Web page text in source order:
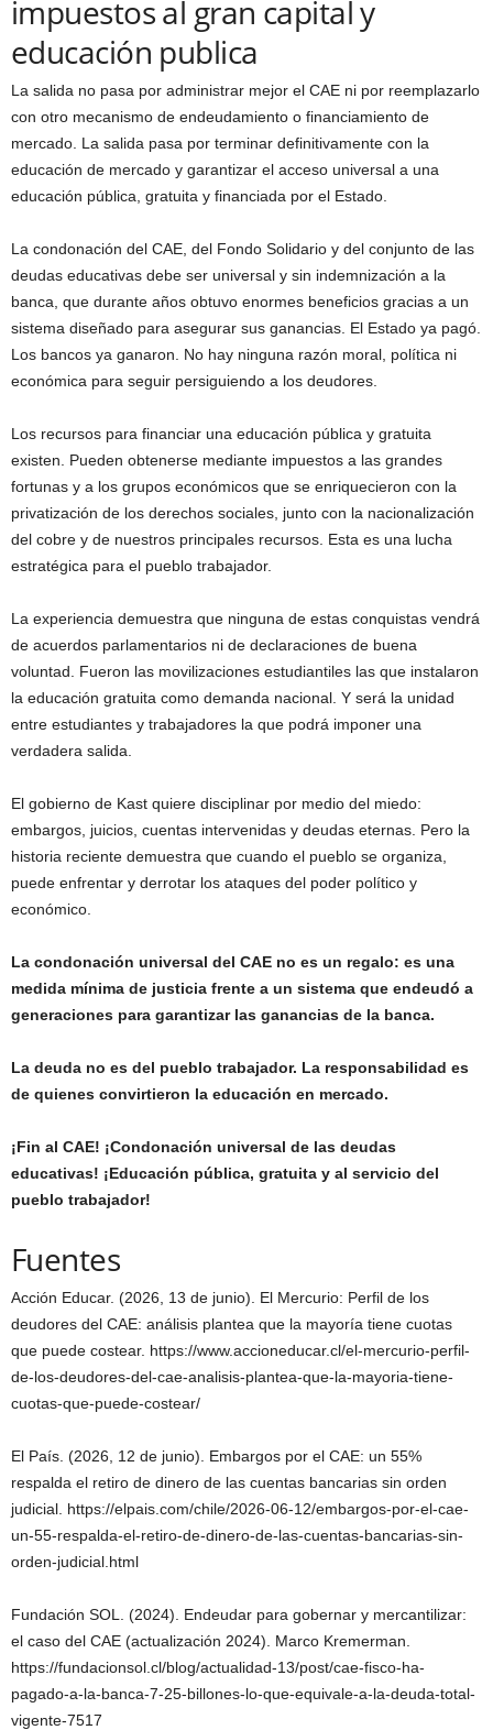
impuestos al gran capital y
educación publica
La salida no pasa por administrar mejor el CAE ni por reemplazarlo
con otro mecanismo de endeudamiento o financiamiento de
mercado. La salida pasa por terminar definitivamente con la
educación de mercado y garantizar el acceso universal a una
educación pública, gratuita y financiada por el Estado.
La condonación del CAE, del Fondo Solidario y del conjunto de las
deudas educativas debe ser universal y sin indemnización a la
banca, que durante años obtuvo enormes beneficios gracias a un
sistema diseñado para asegurar sus ganancias. El Estado ya pagó.
Los bancos ya ganaron. No hay ninguna razón moral, política ni
económica para seguir persiguiendo a los deudores.
Los recursos para financiar una educación pública y gratuita
existen. Pueden obtenerse mediante impuestos a las grandes
fortunas y a los grupos económicos que se enriquecieron con la
privatización de los derechos sociales, junto con la nacionalización
del cobre y de nuestros principales recursos. Esta es una lucha
estratégica para el pueblo trabajador.
La experiencia demuestra que ninguna de estas conquistas vendrá
de acuerdos parlamentarios ni de declaraciones de buena
voluntad. Fueron las movilizaciones estudiantiles las que instalaron
la educación gratuita como demanda nacional. Y será la unidad
entre estudiantes y trabajadores la que podrá imponer una
verdadera salida.
El gobierno de Kast quiere disciplinar por medio del miedo:
embargos, juicios, cuentas intervenidas y deudas eternas. Pero la
historia reciente demuestra que cuando el pueblo se organiza,
puede enfrentar y derrotar los ataques del poder político y
económico.
La condonación universal del CAE no es un regalo: es una
medida mínima de justicia frente a un sistema que endeudó a
generaciones para garantizar las ganancias de la banca.
La deuda no es del pueblo trabajador. La responsabilidad es
de quienes convirtieron la educación en mercado.
¡Fin al CAE! ¡Condonación universal de las deudas
educativas! ¡Educación pública, gratuita y al servicio del
pueblo trabajador!
Fuentes
Acción Educar. (2026, 13 de junio). El Mercurio: Perfil de los
deudores del CAE: análisis plantea que la mayoría tiene cuotas
que puede costear. https://www.accioneducar.cl/el-mercurio-perfil-
de-los-deudores-del-cae-analisis-plantea-que-la-mayoria-tiene-
cuotas-que-puede-costear/
El País. (2026, 12 de junio). Embargos por el CAE: un 55%
respalda el retiro de dinero de las cuentas bancarias sin orden
judicial. https://elpais.com/chile/2026-06-12/embargos-por-el-cae-
un-55-respalda-el-retiro-de-dinero-de-las-cuentas-bancarias-sin-
orden-judicial.html
Fundación SOL. (2024). Endeudar para gobernar y mercantilizar:
el caso del CAE (actualización 2024). Marco Kremerman.
https://fundacionsol.cl/blog/actualidad-13/post/cae-fisco-ha-
pagado-a-la-banca-7-25-billones-lo-que-equivale-a-la-deuda-total-
vigente-7517